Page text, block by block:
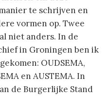
te schrijven en
vormen op. Twee
niet anders. In de
in Groningen ben ik
OUDSEMA,
en AUSTEMA. In
de Burgerlijke Stand